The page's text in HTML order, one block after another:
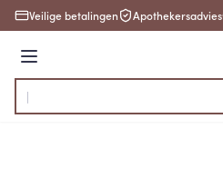
Ga naar de inhoud
Veilige betalingen Apothekersadvies
Menu
Product, merk, categorie...